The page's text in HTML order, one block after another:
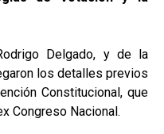
Delgado, y de la
los detalles previos
Constitucional, que
Congreso Nacional.